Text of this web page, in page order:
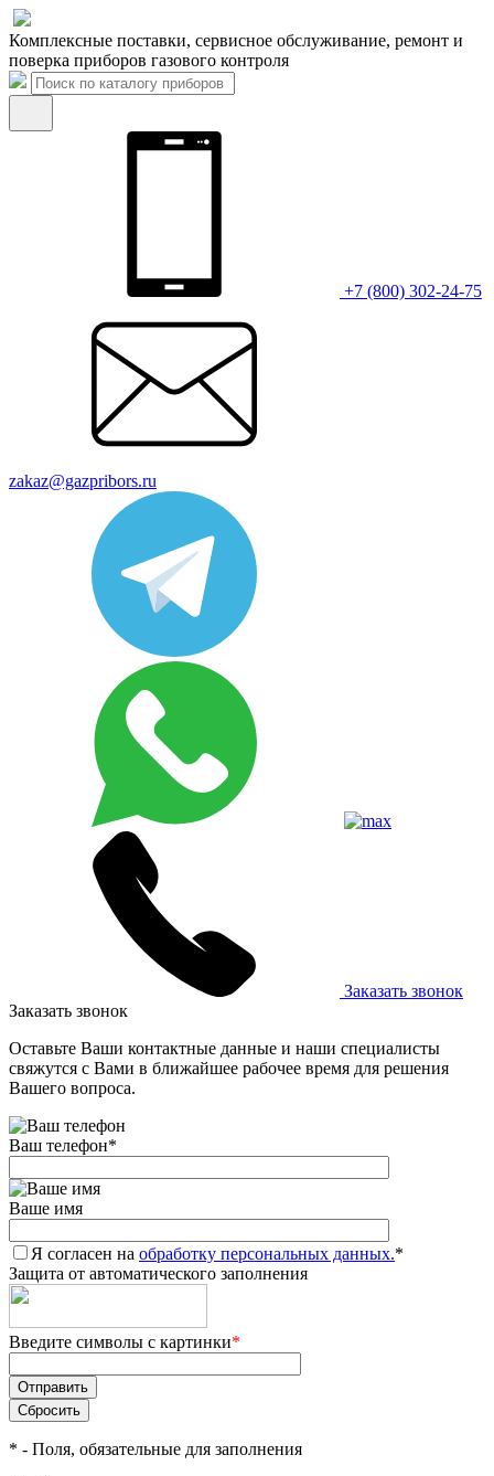
Комплексные поставки, сервисное обслуживание, ремонт и
поверка приборов газового контроля
+7 (800) 302-24-75
zakaz@gazpribors.ru
Заказать звонок
Заказать звонок
Оставьте Ваши контактные данные и наши специалисты
свяжутся с Вами в ближайшее рабочее время для решения
Вашего вопроса.
Ваш телефон*
Ваше имя
Я согласен на обработку персональных данных.*
Защита от автоматического заполнения
Введите символы с картинки*
* - Поля, обязательные для заполнения